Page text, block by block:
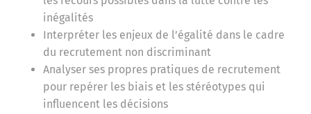
inégalités
Interpréter les enjeux de l’égalité dans le cadre
du recrutement non discriminant
Analyser ses propres pratiques de recrutement
pour repérer les biais et les stéréotypes qui
influencent les décisions